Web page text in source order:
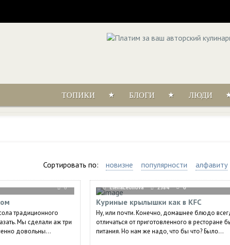
ТОПИКИ БЛОГИ ЛЮДИ
Сортировать по:
новизне популярности алфавиту
0
традиционного
Мы сделали аж три
довольны...
ElenaLeonova 2384 0
Куриные крылышки как в KFC
Ну, или почти. Конечно, домашнее блюдо
отличаться от приготовленного в ресторане
питания. Но нам же надо, что бы что? Было...